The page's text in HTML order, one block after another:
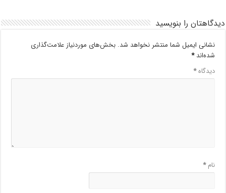
دیدگاهتان را بنویسید
نشانی ایمیل شما منتشر نخواهد شد. بخش‌های موردنیاز علامت‌گذاری
شده‌اند*
دیدگاه*
نام*